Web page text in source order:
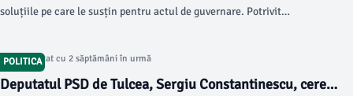
soluțiile pe care le susțin pentru actul de guvernare. Potrivit
locale din județ.
POLITICA
Articol postat cu 2 săptămâni în urmă
Deputatul PSD de Tulcea, Sergiu Constantinescu, cere